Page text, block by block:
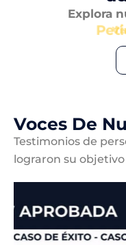
Explora
Voces De
Testimonios de
lograron su objetivo